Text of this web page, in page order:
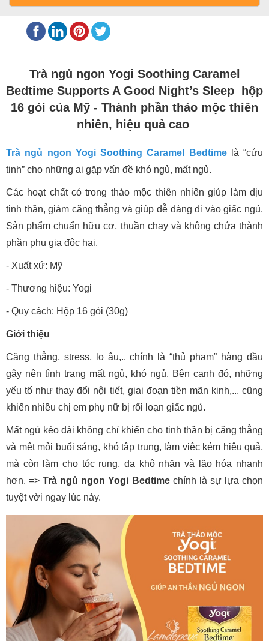
Trà ngủ ngon Yogi Soothing Caramel
Bedtime Supports A Good Night’s Sleep hộp
16 gói của Mỹ - Thành phần thảo mộc thiên
nhiên, hiệu quả cao
Trà ngủ ngon Yogi Soothing Caramel Bedtimelà “cứu
tinh” cho những ai gặp vấn đề khó ngủ, mất ngủ.
Các hoạt chất có trong thảo mộc thiên nhiên giúp làm dịu
tinh thần, giảm căng thẳng và giúp dễ dàng đi vào giấc ngủ.
Sản phẩm chuẩn hữu cơ, thuần chay và không chứa thành
phần phụ gia độc hại.
- Xuất xứ: Mỹ
- Thương hiệu: Yogi
- Quy cách: Hộp 16 gói (30g)
Giới thiệu
Căng thẳng, stress, lo âu,.. chính là “thủ phạm” hàng đầu
gây nên tình trạng mất ngủ, khó ngủ. Bên cạnh đó, những
yếu tố như thay đổi nội tiết, giai đoạn tiền mãn kinh,... cũng
khiến nhiều chị em phụ nữ bị rối loạn giấc ngủ.
Mất ngủ kéo dài không chỉ khiến cho tinh thần bị căng thẳng
và mệt mỏi buổi sáng, khó tập trung, làm việc kém hiệu quả,
mà còn làm cho tóc rụng, da khô nhăn và lão hóa nhanh
hơn. =>Trà ngủ ngon Yogi Bedtime chính là sự lựa chọn
tuyệt vời ngay lúc này.